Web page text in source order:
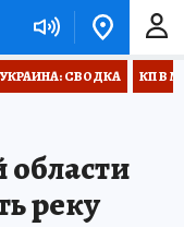
УКРАИНА: СВОДКА КП В
реку